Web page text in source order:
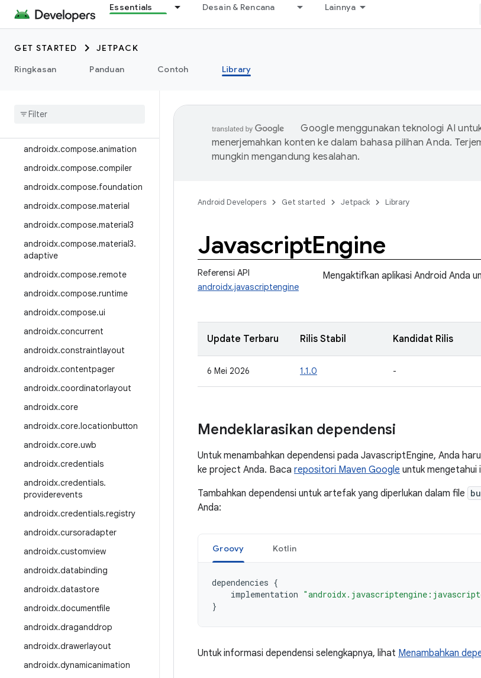
Essentials Desain & Rencana Lainnya
GET STARTED
JETPACK
Ringkasan
Panduan Contoh Library
androidx.camera.media3
androidx.car
androidx.car.app
androidx
androidx.compose.animation
androidx.compose.compiler
androidx.compose.foundation
androidx.compose.material
androidx.compose.material3
androidx.compose.material3.
adaptive
androidx.compose.remote
androidx.compose.runtime
androidx.compose.ui
androidx.concurrent
androidx.constraintlayout
androidx.contentpager
androidx.coordinatorlayout
androidx.core
androidx.core.locationbutton
androidx.core.uwb
androidx.credentials
androidx.credentials.
providerevents
androidx.credentials.registry
androidx.cursoradapter
androidx.customview
androidx.databinding
androidx.datastore
androidx.documentfile
androidx.draganddrop
androidx.drawerlayout
androidx.dynamicanimation
Google menggunakan teknologi AI
menerjemahkan konten ke dalam bahasa pilihan Anda.
mungkin mengandung kesalahan.
Android Developers Get started Jetpack Library
JavascriptEngine
Referensi API
androidx.javascriptengine
Mengaktifkan aplikasi Android Anda
Update Terbaru Rilis Stabil Kandidat Rilis
6 Mei 2026 1.1.0 -
Mendeklarasikan dependensi
Untuk menambahkan dependensi pada JavascriptEngine, Anda
ke project Anda. Baca repositori Maven Google untuk mengetahui
Tambahkan dependensi untuk artefak yang diperlukan dalam file
Anda:
Groovy Kotlin
dependencies {
implementation
}
Untuk informasi dependensi selengkapnya, lihat Menambahkan